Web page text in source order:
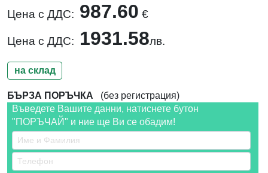
Цена с ДДС: 987.60 €
Цена с ДДС: 1931.58лв.
на склад
БЪРЗА ПОРЪЧКА (без регистрация)
Въведете Вашите данни, натиснете бутон
"ПОРЪЧАЙ" и ние ще Ви се обадим!